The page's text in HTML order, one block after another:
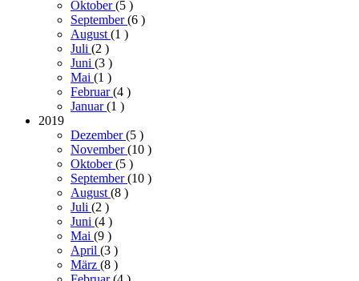
Oktober(5 )
September(6 )
August(1 )
Juli (2 )
Juni (3 )
Mai (1 )
Februar(4 )
Januar(1 )
2019
Dezember(5 )
November(10 )
Oktober(5 )
September(10 )
August(8 )
Juli (2 )
Juni (4 )
Mai (9 )
April (3 )
März (8 )